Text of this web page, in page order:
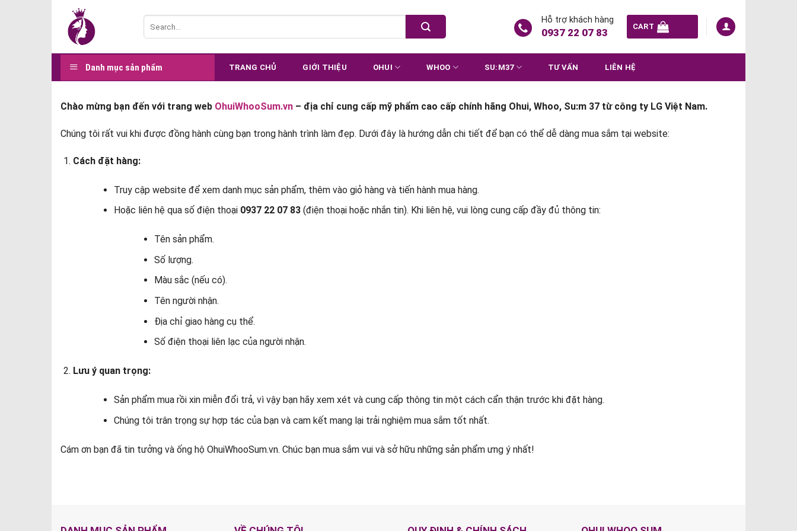
content
for:
Hỗ trợ khách hàng
0937 22 07 83 CART
Danh mục sản phẩm TRANG CHỦ GIỚI THIỆU OHUI WHOO SU:M37 TƯ VẤN LIÊN HỆ
Chào mừng bạn đến với trang web OhuiWhooSum.vn – địa chỉ cung cấp mỹ phẩm cao cấp chính hãng Ohui, Whoo, Su:m 37 từ công ty LG Việt Nam.
Chúng tôi rất vui khi được đồng hành cùng bạn trong hành trình làm đẹp. Dưới đây là hướng dẫn chi tiết để bạn có thể dễ dàng mua sắm tại website:
Cách đặt hàng:
Truy cập website để xem danh mục sản phẩm, thêm vào giỏ hàng và tiến hành mua hàng.
Hoặc liên hệ qua số điện thoại 0937 22 07 83(điện thoại hoặc nhắn tin). Khi liên hệ, vui lòng cung cấp đầy đủ thông tin:
Tên sản phẩm.
Số lượng.
Màu sắc (nếu có).
Tên người nhận.
Địa chỉ giao hàng cụ thể.
Số điện thoại liên lạc của người nhận.
Lưu ý quan trọng:
Sản phẩm mua rồi xin miễn đổi trả, vì vậy bạn hãy xem xét và cung cấp thông tin một cách cẩn thận trước khi đặt hàng.
Chúng tôi trân trọng sự hợp tác của bạn và cam kết mang lại trải nghiệm mua sắm tốt nhất.
Cám ơn bạn đã tin tưởng và ống hộ OhuiWhooSum.vn. Chúc bạn mua sắm vui và sở hữu những sản phẩm ưng ý nhất!